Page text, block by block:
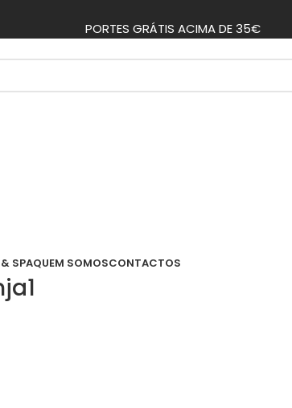
PORTES GRÁTIS ACIMA DE 35€
SPAQUEM SOMOSCONTACTOS